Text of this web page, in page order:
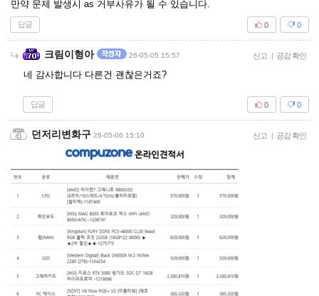
만약 문제 발생시 as 거부사유가 될 수 있습니다.
답글 0
0
크림이형아 26-05-05 15:57 신고 | 공감 확인
네 감사합니다 다른건 괜찮은거죠?
답글 0
0
던저리변화구 26-05-06 15:10 신고 | 공감 확인